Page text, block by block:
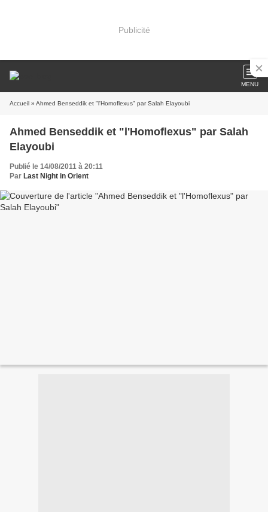
Publicité
MENU
Accueil » Ahmed Benseddik et "l'Homoflexus" par Salah Elayoubi
Ahmed Benseddik et "l'Homoflexus" par Salah
Elayoubi
Publié le 14/08/2011 à 20:11
Par Last Night in Orient